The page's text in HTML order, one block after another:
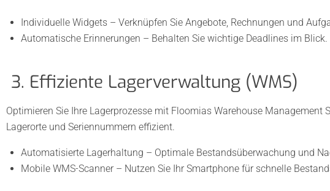
Individuelle Widgets – Verknüpfen Sie Angebote, Rechnungen und
Automatische Erinnerungen – Behalten Sie wichtige Deadlines im Blick.
3. Effiziente Lagerverwaltung (WMS)
Optimieren Sie Ihre Lagerprozesse mit Floomias Warehouse
Lagerorte und Seriennummern effizient.
Automatisierte Lagerhaltung – Optimale Bestandsüberwachung und
Mobile WMS-Scanner – Nutzen Sie Ihr Smartphone für schnelle